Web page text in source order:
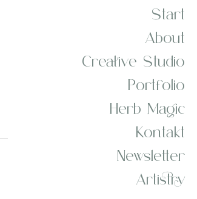
Start
About
Creative Studio
Portfolio
Herb Magic
Kontakt
Newsletter
Artistry